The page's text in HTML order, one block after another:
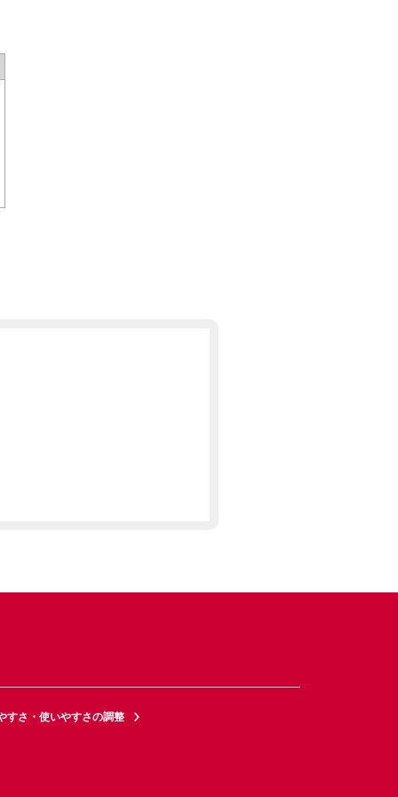
すさ・使いやすさの調整